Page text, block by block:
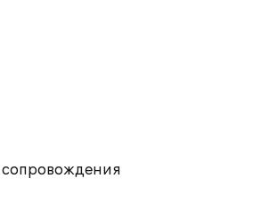
сопровождения